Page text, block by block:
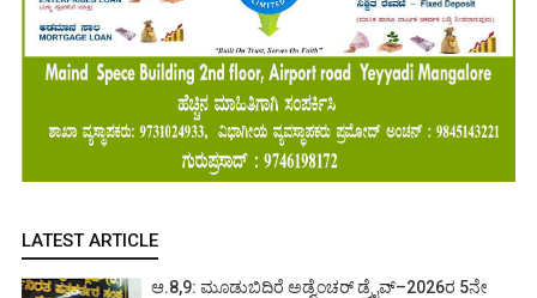
LATEST ARTICLE
ಆ.8,9: ಮೂಡುಬಿದಿರೆ ಅಡ್ವೆಂಚರ್ ಡ್ರೈವ್–2026ರ 5ನೇ